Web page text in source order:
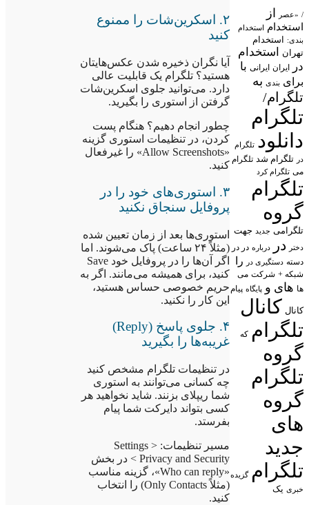
/ «عصر از
استخدام استخدام
بندی: استخدام
تهران
استخدام
در
ایران ایرانی با
برای بندی به
تلگرام/
تلگرام
دانلود تلگرام
در تلگرام شد تلگرام
می تلگرام کرد
تلگرام
گروه
تلگرامی جدید جهت
دختر در درباره در در
دسته دستگیری در را
شبکه + شرکت می
ها های و پایگاه پیام
کانال کانال
تلگرام که
گروه
تلگرام
گروه
های
جدید
تلگرام گزیده
خبری یک
۲. اسکرین‌شات را ممنوع
کنید
آیا نگران ذخیره شدن عکس‌هایتان
هستید؟ تلگرام یک قابلیت عالی
دارد. می‌توانید جلوی اسکرین‌شات
گرفتن از استوری را بگیرید.
چطور انجام دهیم؟ هنگام پست
کردن، در تنظیمات استوری گزینه
«Allow Screenshots» را غیرفعال
کنید.
۳. استوری‌های خود را در
پروفایل سنجاق نکنید
استوری‌ها بعد از زمان تعیین شده
(مثلاً ۲۴ ساعت) پاک می‌شوند. اما
اگر آن‌ها را در پروفایل خود Save
کنید، برای همیشه می‌مانند. اگر به
حریم خصوصی حساس هستید،
این کار را نکنید.
۴. جلوی پاسخ (Reply)
غریبه‌ها را بگیرید
در تنظیمات تلگرام مشخص کنید
چه کسانی می‌توانند به استوری
شما ریپلای بزنند. شاید نخواهید هر
کسی بتواند دایرکت شما پیام
بفرستد.
مسیر تنظیمات: Settings >
Privacy and Security > در بخش
«Who can reply»، گزینه مناسب
(مثلاً Only Contacts) را انتخاب
کنید.